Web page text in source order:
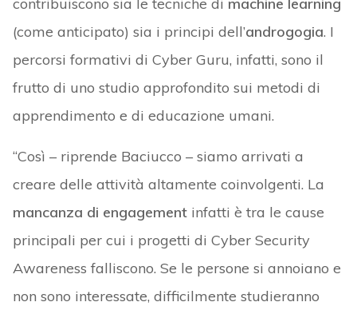
(come anticipato) sia i principi dell’androgogia. I
percorsi formativi di Cyber Guru, infatti, sono il
frutto di uno studio approfondito sui metodi di
apprendimento e di educazione umani.
“Così – riprende Baciucco – siamo arrivati a
creare delle attività altamente coinvolgenti. La
mancanza di engagementinfatti è tra le cause
principali per cui i progetti di Cyber Security
Awareness falliscono. Se le persone si annoiano e
non sono interessate, difficilmente studieranno